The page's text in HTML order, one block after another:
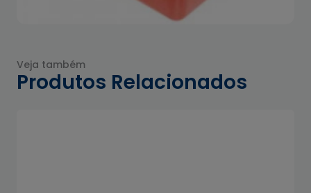
Veja também
Produtos Relacionados